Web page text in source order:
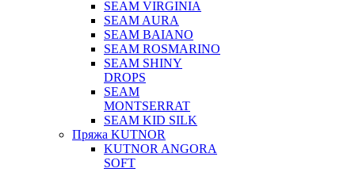
SEAM VIRGINIA
SEAM AURA
SEAM BAIANO
SEAM ROSMARINO
SEAM SHINY
DROPS
SEAM
MONTSERRAT
SEAM KID SILK
Пряжа KUTNOR
KUTNOR ANGORA
SOFT